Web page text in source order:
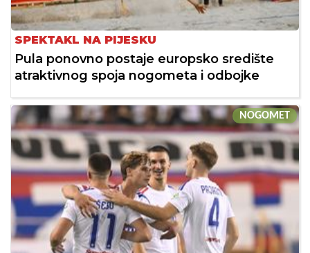
SPEKTAKL NA PIJESKU
Pula ponovno postaje europsko središte
atraktivnog spoja nogometa i odbojke
NOGOMET